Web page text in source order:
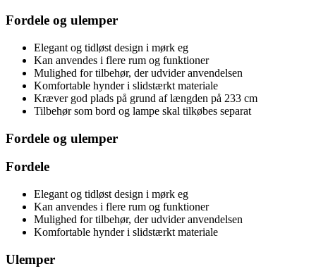
Fordele og ulemper
Elegant og tidløst design i mørk eg
Kan anvendes i flere rum og funktioner
Mulighed for tilbehør, der udvider anvendelsen
Komfortable hynder i slidstærkt materiale
Kræver god plads på grund af længden på 233 cm
Tilbehør som bord og lampe skal tilkøbes separat
Fordele og ulemper
Fordele
Elegant og tidløst design i mørk eg
Kan anvendes i flere rum og funktioner
Mulighed for tilbehør, der udvider anvendelsen
Komfortable hynder i slidstærkt materiale
Ulemper